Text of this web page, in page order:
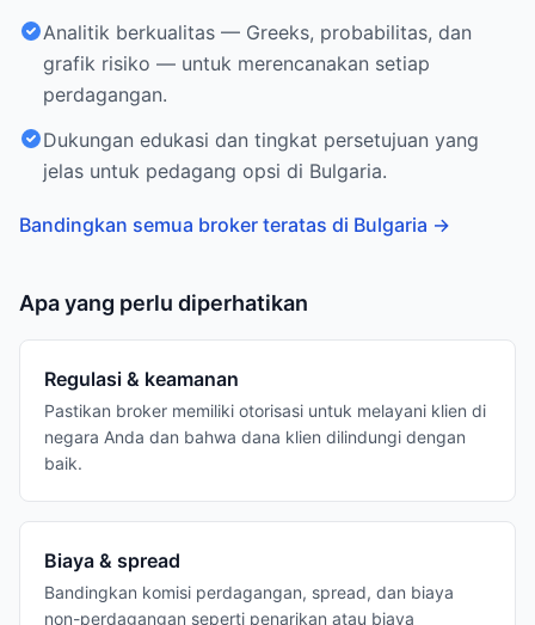
Analitik berkualitas — Greeks, probabilitas, dan
grafik risiko — untuk merencanakan setiap
perdagangan.
Dukungan edukasi dan tingkat persetujuan yang
jelas untuk pedagang opsi di Bulgaria.
Bandingkan semua broker teratas di Bulgaria →
Apa yang perlu diperhatikan
Regulasi & keamanan
Pastikan broker memiliki otorisasi untuk melayani klien di
negara Anda dan bahwa dana klien dilindungi dengan
baik.
Biaya & spread
Bandingkan komisi perdagangan, spread, dan biaya
non-perdagangan seperti penarikan atau biaya